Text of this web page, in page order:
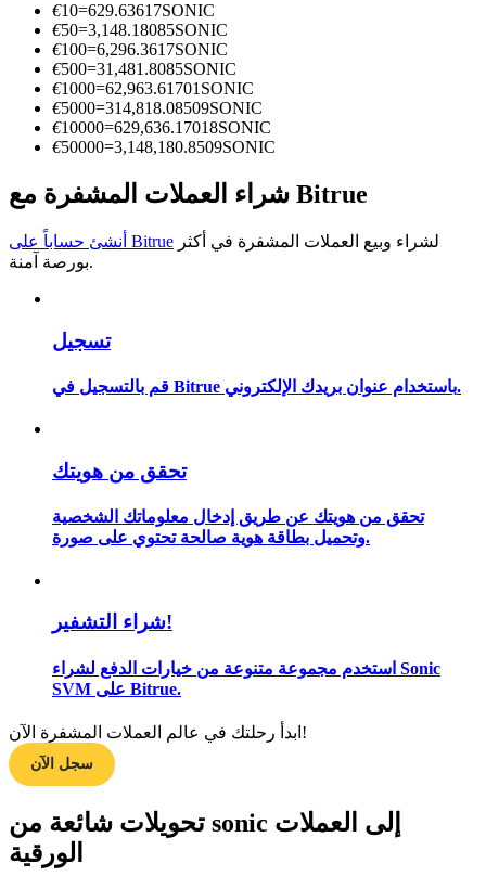
إلى ذلك.
مرشد
تعلم كيفية البقاء مربحة
€10=629.63617SONIC
€50=3,148.18085SONIC
€100=6,296.3617SONIC
€500=31,481.8085SONIC
€1000=62,963.61701 SONIC
€5000=314,818.08509SONIC
€10000=629,636.17018SONIC
€50000=3,148,180.8509SONIC
شراء العملات المشفرة مع Bitrue
أنشئ حساباً على Bitrue
بورصة آمنة.
تسجيل
قم بالتسجيل في Bitrue باستخدام عنوان بريدك الإلكتروني.
تحقق من هويتك
تحقق من هويتك عن طريق إدخال معلوماتك الشخصية
وتحميل بطاقة هوية صالحة تحتوي على صورة.
شراء التشفير!
استخدم مجموعة متنوعة من خيارات الدفع لشراء Sonic
SVM على Bitrue.
ابدأ رحلتك في عالم العملات المشفرة الآن!
سجل الآن
تحويلات شائعة من sonic إلى العملات
الورقية